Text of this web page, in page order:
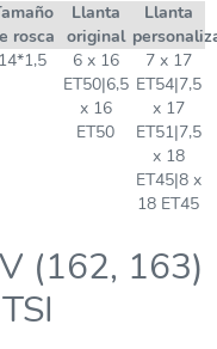
rosca
Llanta
original
Llanta
14*1,5
6 x 16
ET50|6,5
x 16
ET50
7 x 17
ET54|7,5
x 17
ET51|7,5
x 18
ET45|8 x
18 ET45
(162, 163)